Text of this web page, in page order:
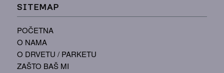
SITEMAP
POČETNA
O NAMA
O DRVETU / PARKETU
ZAŠTO BAŠ MI